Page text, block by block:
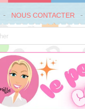
NOUS CONTACTER